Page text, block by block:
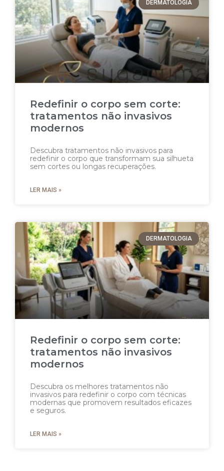
DERMATOLOGIA
Redefinir o corpo sem corte:
tratamentos não invasivos
modernos
Descubra tratamentos não invasivos para
redefinir o corpo que transformam sua silhueta
sem cortes ou longas recuperações.
LER MAIS »
DERMATOLOGIA
Redefinir o corpo sem corte:
tratamentos não invasivos
modernos
Descubra os melhores tratamentos não
invasivos para redefinir o corpo com técnicas
modernas que promovem resultados eficazes
e seguros.
LER MAIS »